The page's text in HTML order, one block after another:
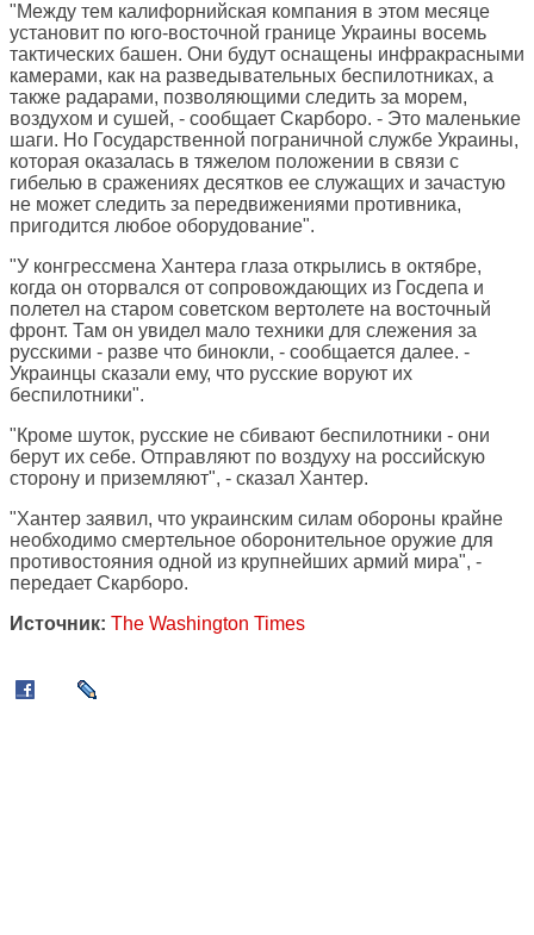
"Между тем калифорнийская компания в этом месяце
установит по юго-восточной границе Украины восемь
тактических башен. Они будут оснащены инфракрасными
камерами, как на разведывательных беспилотниках, а
также радарами, позволяющими следить за морем,
воздухом и сушей, - сообщает Скарборо. - Это маленькие
шаги. Но Государственной пограничной службе Украины,
которая оказалась в тяжелом положении в связи с
гибелью в сражениях десятков ее служащих и зачастую
не может следить за передвижениями противника,
пригодится любое оборудование".
"У конгрессмена Хантера глаза открылись в октябре,
когда он оторвался от сопровождающих из Госдепа и
полетел на старом советском вертолете на восточный
фронт. Там он увидел мало техники для слежения за
русскими - разве что бинокли, - сообщается далее. -
Украинцы сказали ему, что русские воруют их
беспилотники".
"Кроме шуток, русские не сбивают беспилотники - они
берут их себе. Отправляют по воздуху на российскую
сторону и приземляют", - сказал Хантер.
"Хантер заявил, что украинским силам обороны крайне
необходимо смертельное оборонительное оружие для
противостояния одной из крупнейших армий мира", -
передает Скарборо.
Источник: The Washington Times